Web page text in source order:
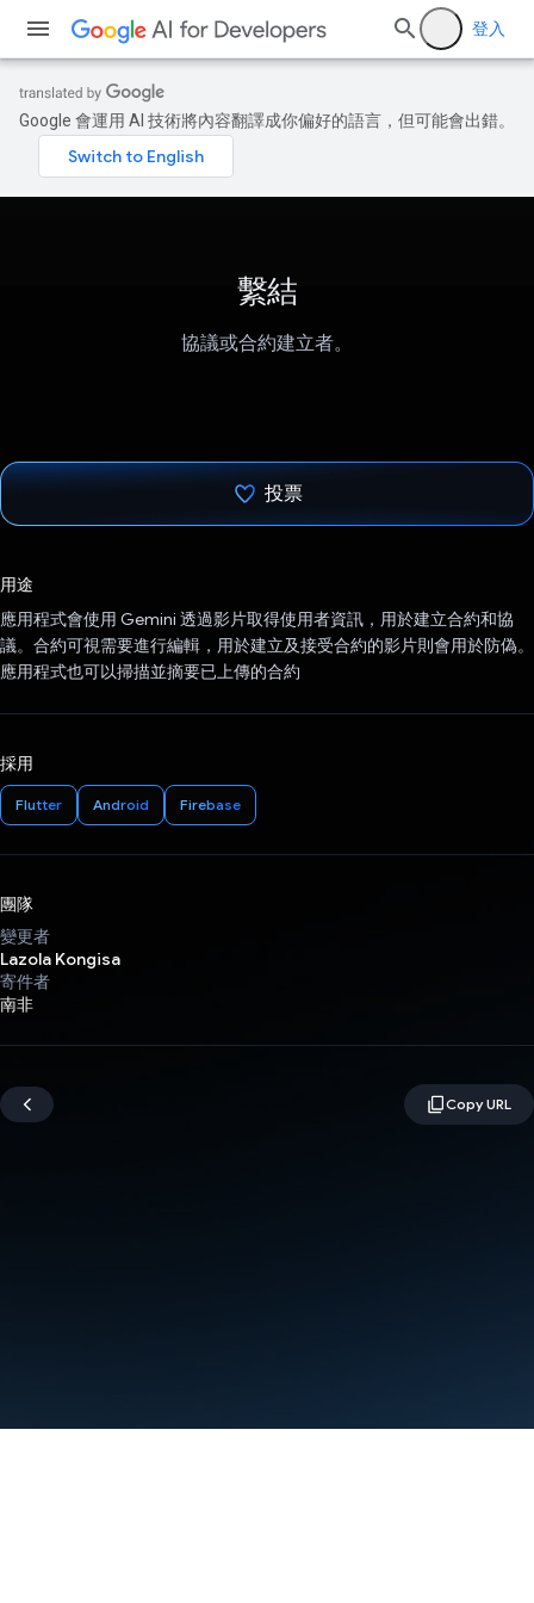
登入
Google 會運用 AI 技術將內容翻譯成你偏好的語言，但可能會出錯。
繫結
協議或合約建立者。
投票
用途
應用程式會使用 Gemini 透過影片取得使用者資訊，用於建立合約和協
議。合約可視需要進行編輯，用於建立及接受合約的影片則會用於防偽。
應用程式也可以掃描並摘要已上傳的合約
採用
Flutter Android Firebase
團隊
變更者
Lazola Kongisa
寄件者
南非